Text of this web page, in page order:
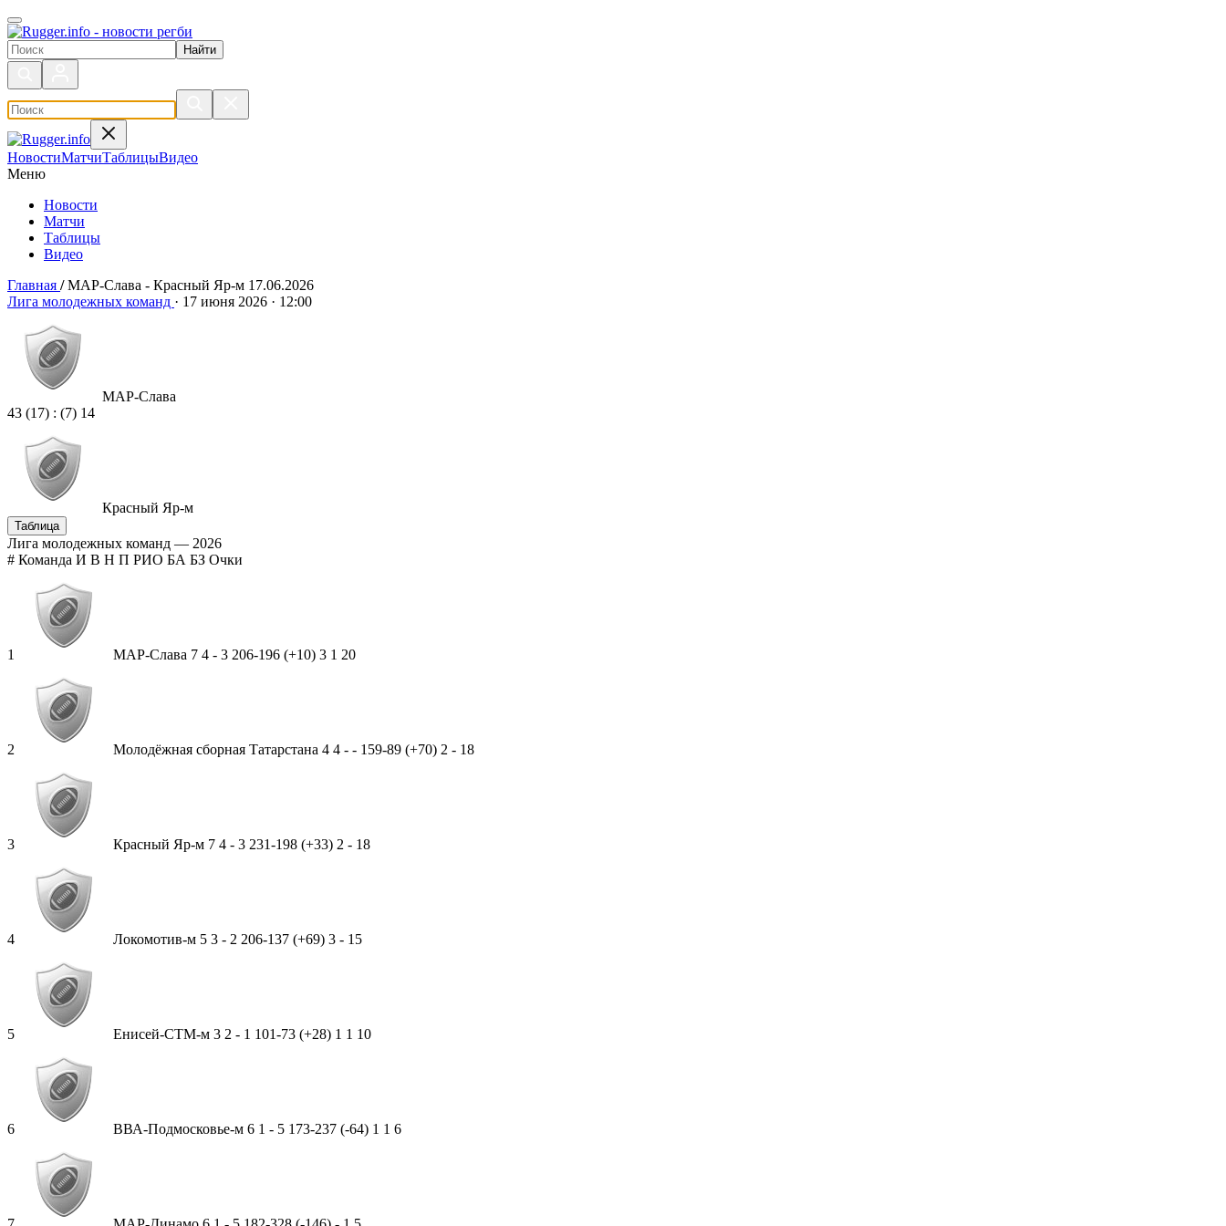
Поиск по сайту
НовостиМатчиТаблицыВидео
Меню
Новости
Матчи
Таблицы
Видео
Главная / МАР-Слава - Красный Яр-м 17.06.2026
МАР-Слава - Красный Яр-м 17.06.2026
Лига молодежных команд · 17 июня 2026 · 12:00
МАР-Слава
43 (17) : (7) 14
Красный Яр-м
Таблица
Лига молодежных команд — 2026
# Команда И В Н П РИО БА БЗ Очки
1 МАР-Слава 7 4 - 3 206-196 (+10) 3 1 20
2 Молодёжная сборная Татарстана 4 4 - - 159-89 (+70) 2 - 18
3 Красный Яр-м 7 4 - 3 231-198 (+33) 2 - 18
4 Локомотив-м 5 3 - 2 206-137 (+69) 3 - 15
5 Енисей-СТМ-м 3 2 - 1 101-73 (+28) 1 1 10
6 ВВА-Подмосковье-м 6 1 - 5 173-237 (-64) 1 1 6